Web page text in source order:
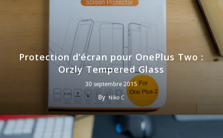
Protection d’écran pour OnePlus Two :
Orzly Tempered Glass
30 septembre 2015
By Niko C